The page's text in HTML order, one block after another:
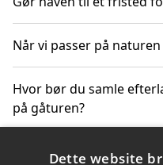
Når vi passer på
Hvor bør du samle
på gåturen?
Sådan rydder du
Dette website